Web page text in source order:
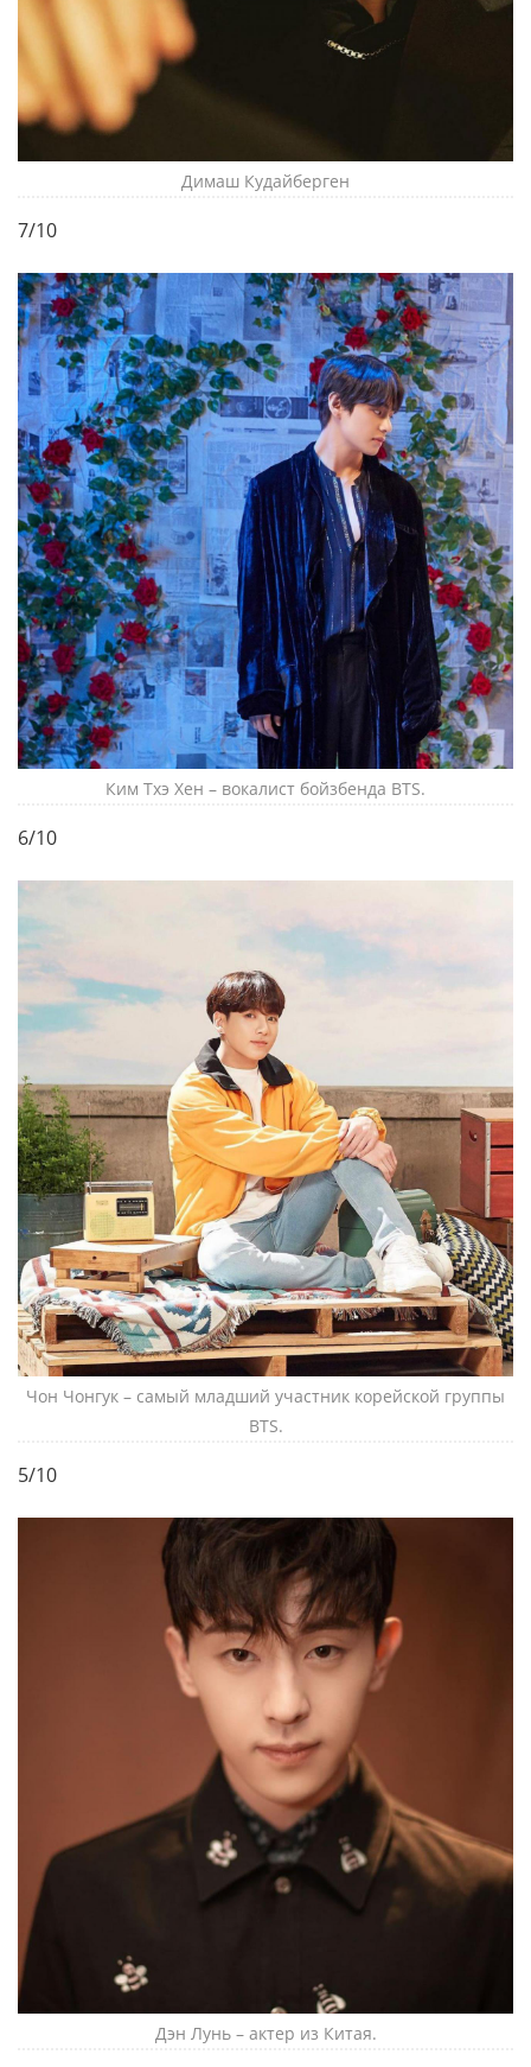
Димаш Кудайберген
7/10
Ким Тхэ Хен – вокалист бойзбенда BTS.
6/10
Чон Чонгук – самый младший участник корейской группы
BTS.
5/10
Дэн Лунь – актер из Китая.